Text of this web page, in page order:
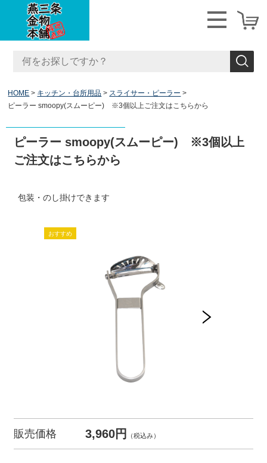
HOME キッチン・台所用品
スライサー・ピーラー
ピーラー smoopy(スムーピー) ※3個以上ご注文はこちらから
ピーラー smoopy(スムーピー) ※3個以上
ご注文はこちらから
包装・のし掛けできます
販売価格 3,960円 （税込み）